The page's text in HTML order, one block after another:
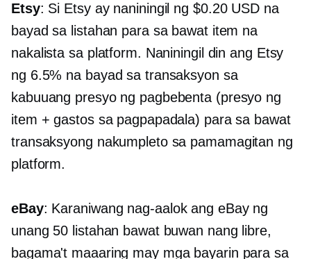
Etsy: Si Etsy ay naniningil ng $0.20 USD na
bayad sa listahan para sa bawat item na
nakalista sa platform. Naniningil din ang Etsy
ng 6.5% na bayad sa transaksyon sa
kabuuang presyo ng pagbebenta (presyo ng
item + gastos sa pagpapadala) para sa bawat
transaksyong nakumpleto sa pamamagitan ng
platform.
eBay: Karaniwang nag-aalok ang eBay ng
unang 50 listahan bawat buwan nang libre,
bagama't maaaring may mga bayarin para sa